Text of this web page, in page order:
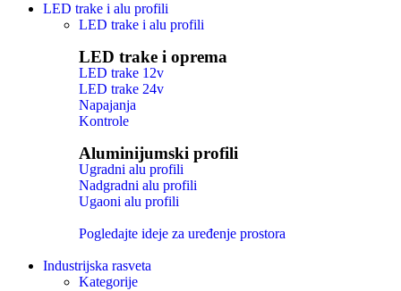
LED trake i alu profili
LED trake i alu profili
LED trake i oprema
LED trake 12v
LED trake 24v
Napajanja
Kontrole
Aluminijumski profili
Ugradni alu profili
Nadgradni alu profili
Ugaoni alu profili
Pogledajte ideje za uređenje prostora
Industrijska rasveta
Kategorije